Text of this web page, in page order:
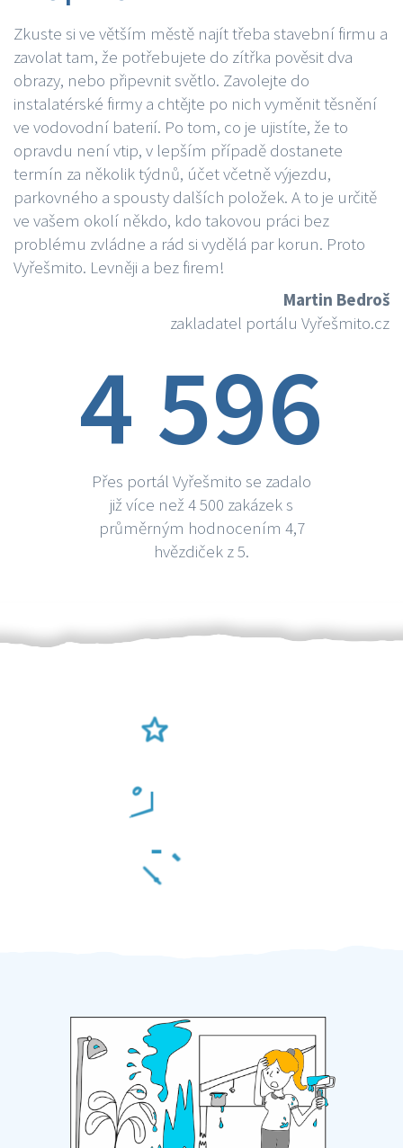
Zkuste si ve větším městě najít třeba stavební firmu a
zavolat tam, že potřebujete do zítřka pověsit dva
obrazy, nebo připevnit světlo. Zavolejte do
instalatérské firmy a chtějte po nich vyměnit těsnění
ve vodovodní baterií. Po tom, co je ujistíte, že to
opravdu není vtip, v lepším případě dostanete
termín za několik týdnů, účet včetně výjezdu,
parkovného a spousty dalších položek. A to je určitě
ve vašem okolí někdo, kdo takovou práci bez
problému zvládne a rád si vydělá par korun. Proto
Vyřešmito. Levněji a bez firem!
Martin Bedroš
zakladatel portálu Vyřešmito.cz
4 596
Přes portál Vyřešmito se zadalo
již více než 4 500 zakázek s
průměrným hodnocením 4,7
hvězdiček z 5.